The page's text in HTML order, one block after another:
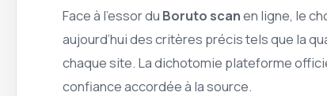
Face à l’essor du Boruto scanen ligne, le
aujourd’hui des critères précis tels que la
chaque site. La dichotomie plateforme
confiance accordée à la source.